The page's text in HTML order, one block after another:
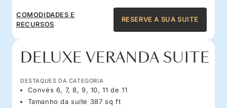
COMODIDADES E
RECURSOS
RESERVE A SUA SUITE
DELUXE VERANDA SUITE
DESTAQUES DA CATEGORIA
Convés 6, 7, 8, 9, 10, 11 de 11
Tamanho da suíte 387 sq ft